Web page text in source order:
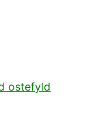
ostefyld